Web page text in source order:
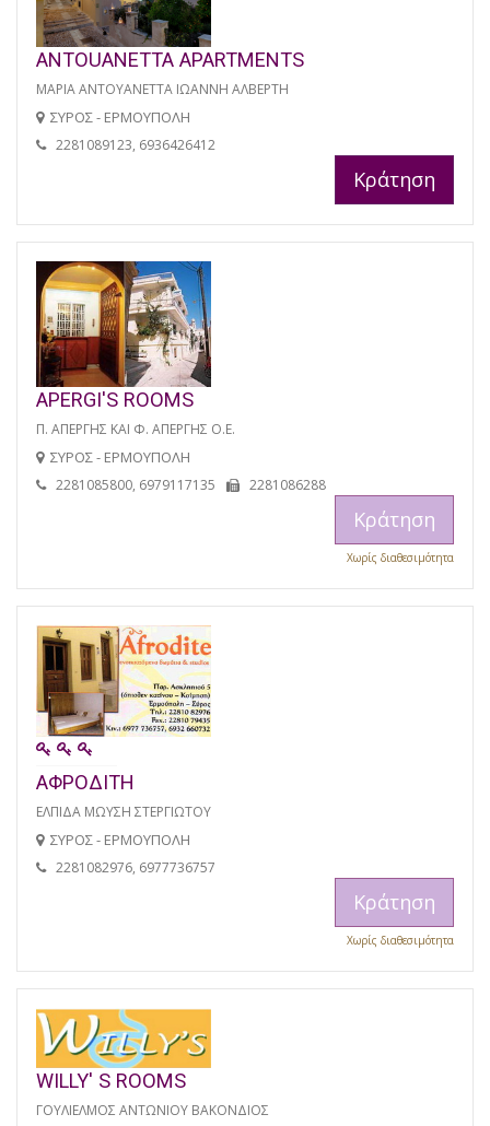
ANTOUANETTA APARTMENTS
ΜΑΡΙΑ ΑΝΤΟΥΑΝΕΤΤΑ ΙΩΑΝΝΗ ΑΛΒΕΡΤΗ
ΣΥΡΟΣ - ΕΡΜΟΥΠΟΛΗ
2281089123, 6936426412
Κράτηση
APERGI'S ROOMS
Π. ΑΠΕΡΓΗΣ ΚΑΙ Φ. ΑΠΕΡΓΗΣ Ο.Ε.
ΣΥΡΟΣ - ΕΡΜΟΥΠΟΛΗ
2281085800, 6979117135 2281086288
Κράτηση
Χωρίς διαθεσιμότητα
ΑΦΡΟΔΙΤΗ
ΕΛΠΙΔΑ ΜΩΥΣΗ ΣΤΕΡΓΙΩΤΟΥ
ΣΥΡΟΣ - ΕΡΜΟΥΠΟΛΗ
2281082976, 6977736757
Κράτηση
Χωρίς διαθεσιμότητα
WILLY' S ROOMS
ΓΟΥΛΙΕΛΜΟΣ ΑΝΤΩΝΙΟΥ ΒΑΚΟΝΔΙΟΣ